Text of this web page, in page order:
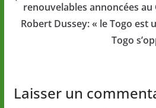
renouvelables annoncées au
Robert Dussey: « le Togo est
Togo
Laisser un